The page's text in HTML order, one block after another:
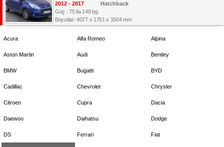
2012 - 2017
Hatchback
Güç : 75 ila 140 bg
Boyutlar: 4077 x 1751 x 1604 mm
Acura Alfa Romeo Alpina
Aston Martin Audi Bentley
BMW Bugatti BYD
Cadillac Chevrolet Chrysler
Citroen Cupra Dacia
Daewoo Daihatsu Dodge
DS Ferrari Fiat